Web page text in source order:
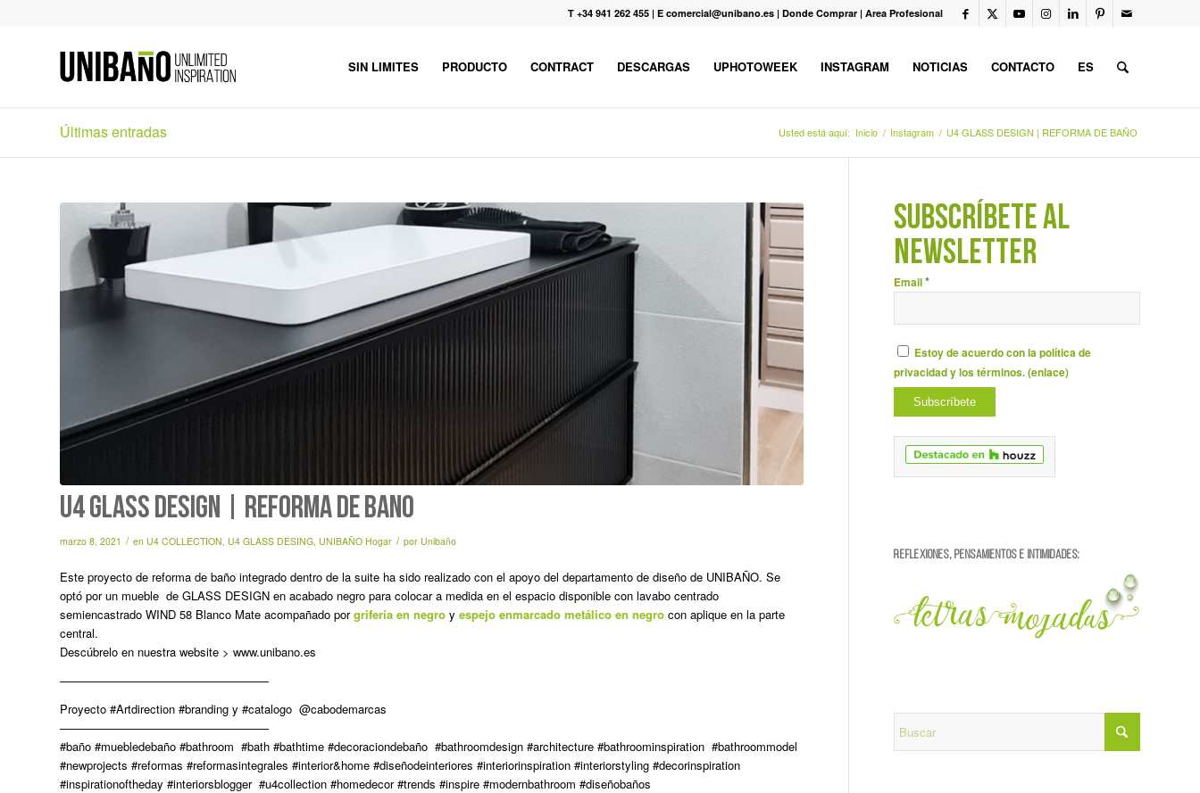
T +34 941 262 455 | E comercial@unibano.es | Donde Comprar | Area Profesional
SIN LIMITES PRODUCTO CONTRACT DESCARGAS UPHOTOWEEK INSTAGRAM NOTICIAS CONTACTO ES
Últimas entradas Usted está aquí: Inicio / Instagram / U4 GLASS DESIGN | REFORMA DE BAÑO
U4 GLASS DESIGN | REFORMA DE BAÑO
marzo 8, 2021 / en U4 COLLECTION U4 GLASS DESING UNIBAÑO Hogar / por Unibaño
Este proyecto de reforma de baño integrado dentro de la suite ha sido realizado con el apoyo del departamento de diseño de UNIBAÑO. Se
optó por un mueble de GLASS DESIGN en acabado negro para colocar a medida en el espacio disponible con lavabo centrado
semiencastrado WIND 58 Blanco Mate acompañado por grifería en negro y espejo enmarcado metálico en negro con aplique en la parte
central.
Descúbrelo en nuestra website > www.unibano.es
——————————————————
Proyecto #Artdirection #branding y #catalogo @cabodemarcas
——————————————————
#baño #muebledebaño #bathroom #bath #bathtime #decoraciondebaño #bathroomdesign #architecture #bathroominspiration #bathroommodel
#newprojects #reformas #reformasintegrales #interior&home #diseñodeinteriores #interiorinspiration #interiorstyling #decorinspiration
#inspirationoftheday #interiorsblogger #u4collection #homedecor #trends #inspire #modernbathroom #diseñobaños
SUBSCRÍBETE AL
NEWSLETTER
Email*
Estoy de acuerdo con la política de
privacidad y los términos. (enlace)
REFLEXIONES, PENSAMIENTOS E INTIMIDADES: